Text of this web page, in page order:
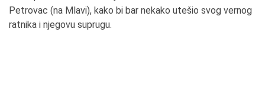
Petrovac (na Mlavi), kako bi bar nekako utešio svog vernog
ratnika i njegovu suprugu.